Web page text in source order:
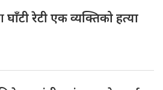
घाँटी रेटी एक व्यक्तिको हत्या